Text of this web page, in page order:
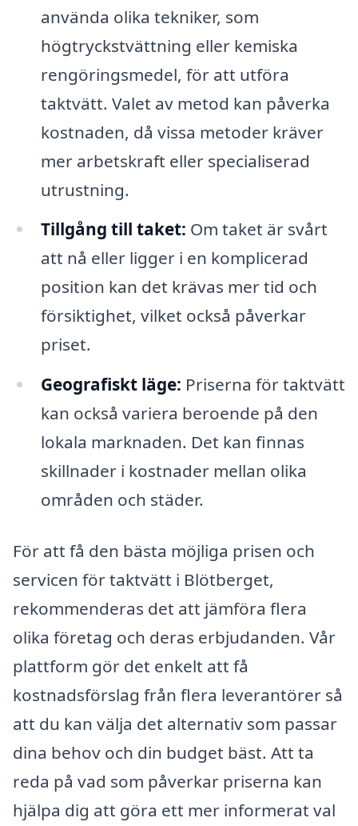
använda olika tekniker, som
högtryckstvättning eller kemiska
rengöringsmedel, för att utföra
taktvätt. Valet av metod kan påverka
kostnaden, då vissa metoder kräver
mer arbetskraft eller specialiserad
utrustning.
Tillgång till taket: Om taket är svårt
att nå eller ligger i en komplicerad
position kan det krävas mer tid och
försiktighet, vilket också påverkar
priset.
Geografiskt läge: Priserna för taktvätt
kan också variera beroende på den
lokala marknaden. Det kan finnas
skillnader i kostnader mellan olika
områden och städer.
För att få den bästa möjliga prisen och
servicen för taktvätt i Blötberget,
rekommenderas det att jämföra flera
olika företag och deras erbjudanden. Vår
plattform gör det enkelt att få
kostnadsförslag från flera leverantörer så
att du kan välja det alternativ som passar
dina behov och din budget bäst. Att ta
reda på vad som påverkar priserna kan
hjälpa dig att göra ett mer informerat val